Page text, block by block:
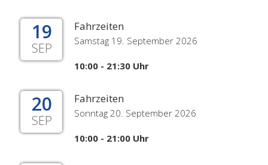
19
SEP
Fahrzeiten
Samstag 19. September 2026
10:00 - 21:30 Uhr
20
SEP
Fahrzeiten
Sonntag 20. September 2026
10:00 - 21:00 Uhr